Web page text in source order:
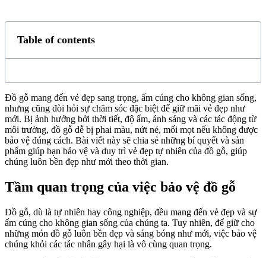
Table of contents
Đồ gỗ mang đến vẻ đẹp sang trọng, ấm cúng cho không gian sống,
nhưng cũng đòi hỏi sự chăm sóc đặc biệt để giữ mãi vẻ đẹp như
mới. Bị ảnh hưởng bởi thời tiết, độ ẩm, ánh sáng và các tác động từ
môi trường, đồ gỗ dễ bị phai màu, nứt nẻ, mối mọt nếu không được
bảo vệ đúng cách. Bài viết này sẽ chia sẻ những bí quyết và sản
phẩm giúp bạn bảo vệ và duy trì vẻ đẹp tự nhiên của đồ gỗ, giúp
chúng luôn bền đẹp như mới theo thời gian.
Tầm quan trọng của việc bảo vệ đồ gỗ
Đồ gỗ, dù là tự nhiên hay công nghiệp, đều mang đến vẻ đẹp và sự
ấm cúng cho không gian sống của chúng ta. Tuy nhiên, để giữ cho
những món đồ gỗ luôn bền đẹp và sáng bóng như mới, việc bảo vệ
chúng khỏi các tác nhân gây hại là vô cùng quan trọng.